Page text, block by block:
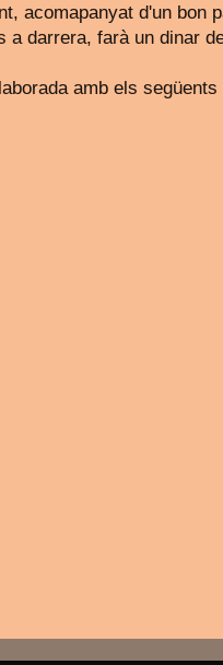
acomapanyat d'un bon
a darrera, farà un dinar
amb els següents